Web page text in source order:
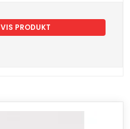
VIS PRODUKT